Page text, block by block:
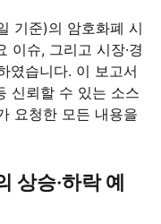
기준)의 암호화폐 시
이슈, 그리고 시장·경
였습니다. 이 보고서
신뢰할 수 있는 소스
요청한 모든 내용을
상승·하락 예